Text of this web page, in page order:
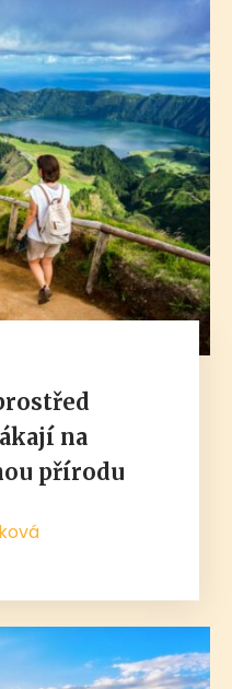
na
přírodu